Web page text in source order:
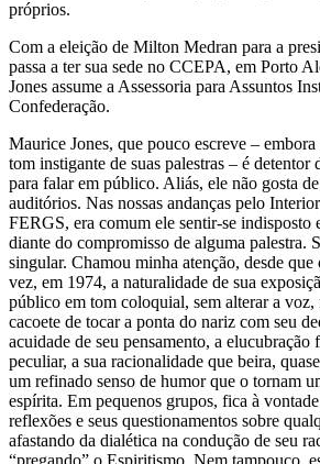
próprios.
Com a eleição de Milton Medran para a
passa a ter sua sede no CCEPA, em Porto
Jones assume a Assessoria para Assuntos
Confederação.
Maurice Jones, que pouco escreve –
tom instigante de suas palestras – é detentor
para falar em público. Aliás, ele não gosta
auditórios. Nas nossas andanças pelo
FERGS, era comum ele sentir-se indisposto
diante do compromisso de alguma palestra.
singular. Chamou minha atenção, desde
vez, em 1974, a naturalidade de sua
público em tom coloquial, sem alterar a
cacoete de tocar a ponta do nariz com seu
acuidade de seu pensamento, a
peculiar, a sua racionalidade que beira,
um refinado senso de humor que o tornam
espírita. Em pequenos grupos, fica à
reflexões e seus questionamentos sobre
afastando da dialética na condução de seu